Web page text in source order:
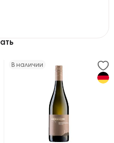
В наличии